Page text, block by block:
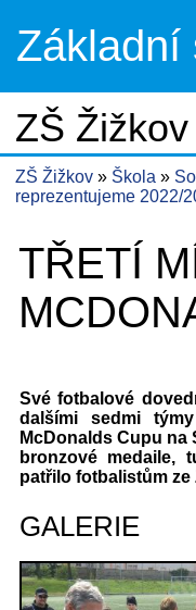
Základní
ZŠ Žižkov
ZŠ Žižkov Škola
reprezentujeme 2022/
TŘETÍ
Své fotbalové
dalšími sedmi
McDonalds Cupu
bronzové medaile,
patřilo fotbalistům ze
GALERIE